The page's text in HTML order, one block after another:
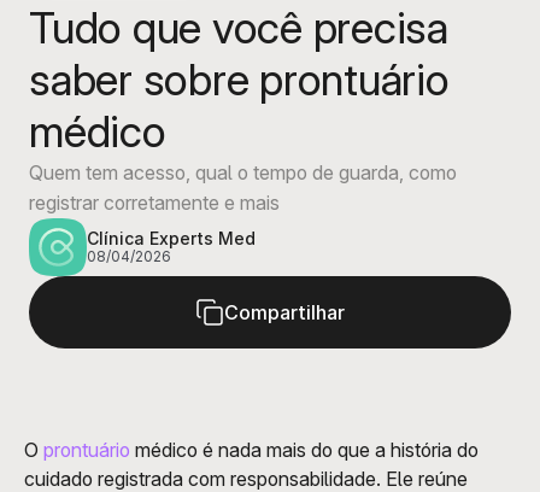
Tudo que você precisa
saber sobre prontuário
médico
Quem tem acesso, qual o tempo de guarda, como
registrar corretamente e mais
Clínica Experts Med
08/04/2026
Compartilhar
O prontuário médico é nada mais do que a história do
cuidado registrada com responsabilidade. Ele reúne